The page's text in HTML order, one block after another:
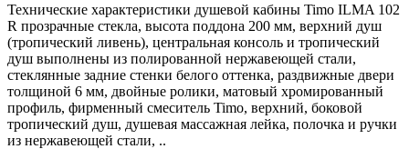
Технические характеристики душевой кабины Timo ILMA 102
R прозрачные стекла, высота поддона 200 мм, верхний душ
(тропический ливень), центральная консоль и тропический
душ выполнены из полированной нержавеющей стали,
стеклянные задние стенки белого оттенка, раздвижные двери
толщиной 6 мм, двойные ролики, матовый хромированный
профиль, фирменный смеситель Timo, верхний, боковой
тропический душ, душевая массажная лейка, полочка и ручки
из нержавеющей стали, ..